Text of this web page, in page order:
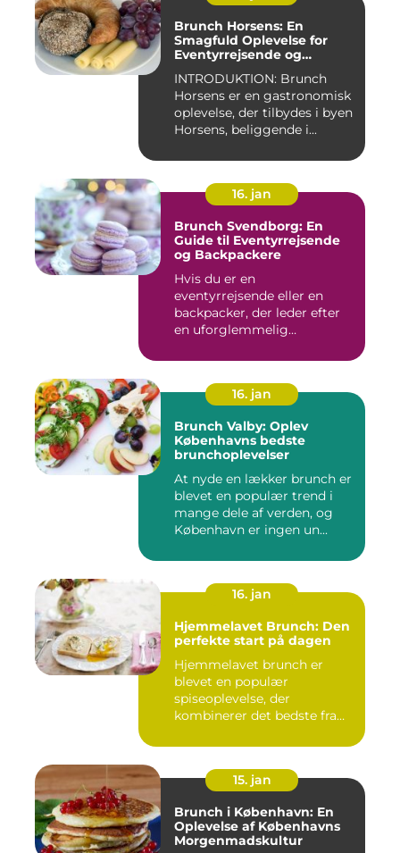
Brunch Horsens: En
Smagfuld Oplevelse for
Eventyrrejsende og
INTRODUKTION: Brunch
Horsens er en gastronomisk
oplevelse, der tilbydes i byen
Horsens, beliggende i...
16. jan
Brunch Svendborg: En
Guide til Eventyrrejsende
og Backpackere
Hvis du er en
eventyrrejsende eller en
backpacker, der leder efter
en uforglemmelig
16. jan
Brunch Valby: Oplev
Københavns bedste
brunchoplevelser
At nyde en lækker brunch er
blevet en populær trend i
mange dele af verden, og
København er ingen un...
16. jan
Hjemmelavet Brunch: Den
perfekte start på dagen
Hjemmelavet brunch er
blevet en populær
spiseoplevelse, der
kombinerer det bedste fra
15. jan
Brunch i København: En
Oplevelse af Københavns
Morgenmadskultur